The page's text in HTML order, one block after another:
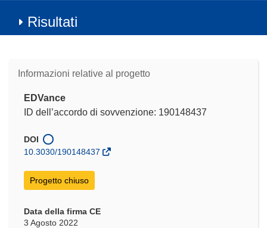
Risultati
Informazioni relative al progetto
EDVance
ID dell’accordo di sovvenzione: 190148437
DOI
10.3030/190148437
Progetto chiuso
Data della firma CE
3 Agosto 2022